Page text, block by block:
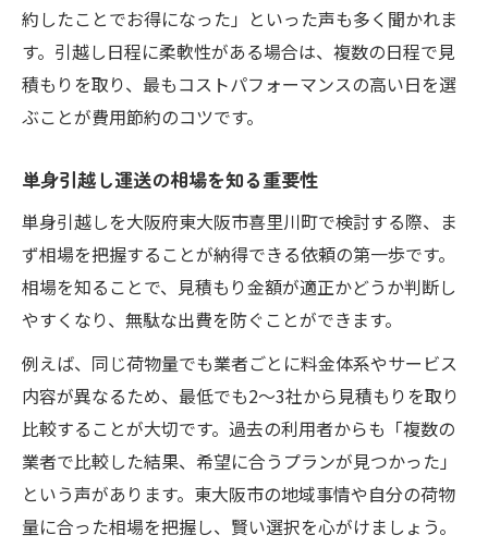
約したことでお得になった」といった声も多く聞かれま
す。引越し日程に柔軟性がある場合は、複数の日程で見
積もりを取り、最もコストパフォーマンスの高い日を選
ぶことが費用節約のコツです。
単身引越し運送の相場を知る重要性
単身引越しを大阪府東大阪市喜里川町で検討する際、ま
ず相場を把握することが納得できる依頼の第一歩です。
相場を知ることで、見積もり金額が適正かどうか判断し
やすくなり、無駄な出費を防ぐことができます。
例えば、同じ荷物量でも業者ごとに料金体系やサービス
内容が異なるため、最低でも2～3社から見積もりを取り
比較することが大切です。過去の利用者からも「複数の
業者で比較した結果、希望に合うプランが見つかった」
という声があります。東大阪市の地域事情や自分の荷物
量に合った相場を把握し、賢い選択を心がけましょう。